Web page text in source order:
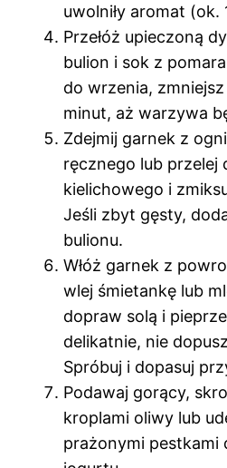
uwolniły aromat (ok.
Przełóż upieczoną
bulion i sok z
do wrzenia,
minut, aż warzywa
Zdejmij garnek z
ręcznego lub przelej
kielichowego i
Jeśli zbyt gęsty,
bulionu.
Włóż garnek z
wlej śmietankę lub
dopraw solą i
delikatnie, nie
Spróbuj i dopasuj
Podawaj gorący,
kroplami oliwy lub
prażonymi pestkami